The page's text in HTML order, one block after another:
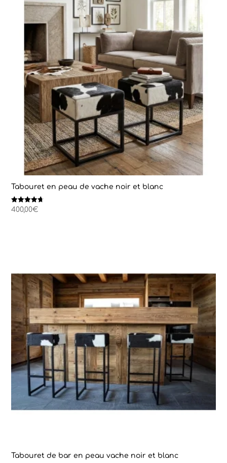
Tabouret en peau de vache noir et blanc
Note
400,00€
Tabouret de bar en peau vache noir et blanc